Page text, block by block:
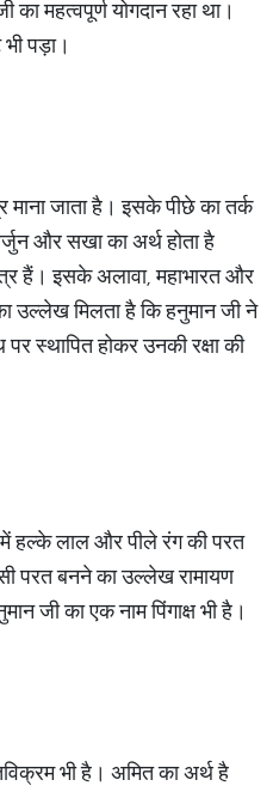
महत्वपूर्ण योगदान रहा था।
पड़ा।
माना जाता है। इसके पीछे का तर्क
और सखा का अर्थ होता है
हैं। इसके अलावा, महाभारत और
उल्लेख मिलता है कि हनुमान जी ने
स्थापित होकर उनकी रक्षा की
में हल्के लाल और पीले रंग की परत
परत बनने का उल्लेख रामायण
जी का एक नाम पिंगाक्ष भी है।
भी है। अमित का अर्थ है